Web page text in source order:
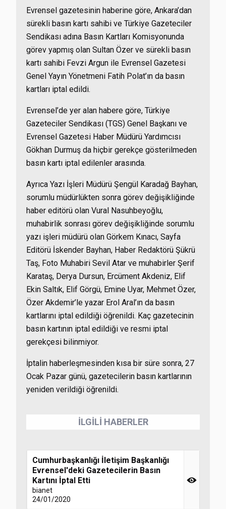
Evrensel gazetesinin haberine göre, Ankara’dan
sürekli basın kartı sahibi ve Türkiye Gazeteciler
Sendikası adına Basın Kartları Komisyonunda
görev yapmış olan Sultan Özer ve sürekli basın
kartı sahibi Fevzi Argun ile Evrensel Gazetesi
Genel Yayın Yönetmeni Fatih Polat’ın da basın
kartları iptal edildi.
Evrensel’de yer alan habere göre, Türkiye
Gazeteciler Sendikası (TGS) Genel Başkanı ve
Evrensel Gazetesi Haber Müdürü Yardımcısı
Gökhan Durmuş da hiçbir gerekçe gösterilmeden
basın kartı iptal edilenler arasında.
Ayrıca Yazı İşleri Müdürü Şengül Karadağ Bayhan,
sorumlu müdürlükten sonra görev değişikliğinde
haber editörü olan Vural Nasuhbeyoğlu,
muhabirlik sonrası görev değişikliğinde sorumlu
yazı işleri müdürü olan Görkem Kınacı, Sayfa
Editörü İskender Bayhan, Haber Redaktörü Şükrü
Taş, Foto Muhabiri Sevil Atar ve muhabirler Şerif
Karataş, Derya Dursun, Ercüment Akdeniz, Elif
Ekin Saltık, Elif Görgü, Emine Uyar, Mehmet Özer,
Özer Akdemir’le yazar Erol Aral’ın da basın
kartlarını iptal edildiği öğrenildi. Kaç gazetecinin
basın kartının iptal edildiği ve resmi iptal
gerekçesi bilinmiyor.
İptalin haberleşmesinden kısa bir süre sonra, 27
Ocak Pazar günü, gazetecilerin basın kartlarının
yeniden verildiği öğrenildi.
İLGİLİ HABERLER
Cumhurbaşkanlığı İletişim Başkanlığı
Evrensel'deki Gazetecilerin Basın
Kartını İptal Etti
bianet
24/01/2020